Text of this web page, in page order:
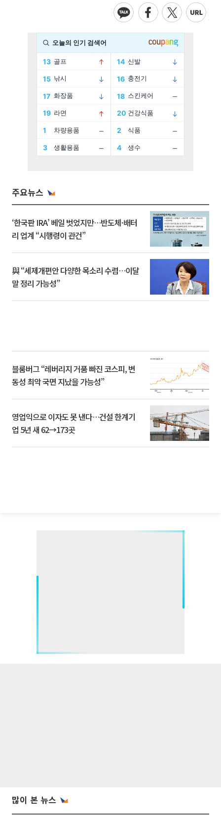
주요뉴스
‘한국판 IRA’ 베일 벗었지만…반도체·배터
리 업계 “시행령이 관건”
與 “세제개편안 다양한 목소리 수렴…이달
말 정리 가능성”
블룸버그 “레버리지 거품 빠진 코스피, 변
동성 최악 국면 지났을 가능성”
영업익으로 이자도 못 낸다…건설 한계기
업 5년 새 62→173곳
많이 본 뉴스